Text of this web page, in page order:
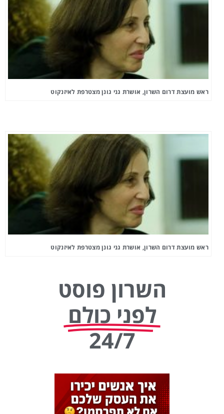
ראש מועצת דרום השרון, אושרת גני גונן מצטרפת לאיזנקוט
ראש מועצת דרום השרון, אושרת גני גונן מצטרפת לאיזנקוט
השרון פוסט
לפני כולם
24/7